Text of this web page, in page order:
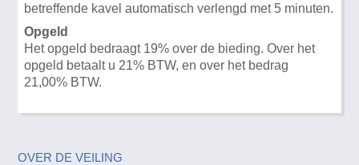
betreffende kavel automatisch verlengd met 5 minuten.
Opgeld
Het opgeld bedraagt 19% over de bieding. Over het
opgeld betaalt u 21% BTW, en over het bedrag
21,00% BTW.
OVER DE VEILING